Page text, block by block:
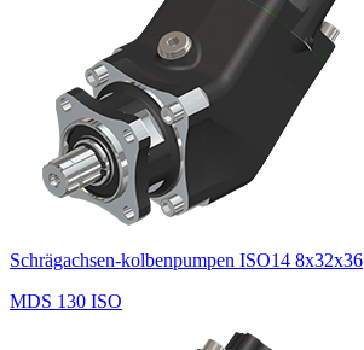
Schrägachsen-kolbenpumpen ISO14 8x32x36
MDS 130 ISO